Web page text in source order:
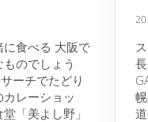
食べる 大阪で
のでしょう
ーチでたどり
レーショッ
「美よし野」